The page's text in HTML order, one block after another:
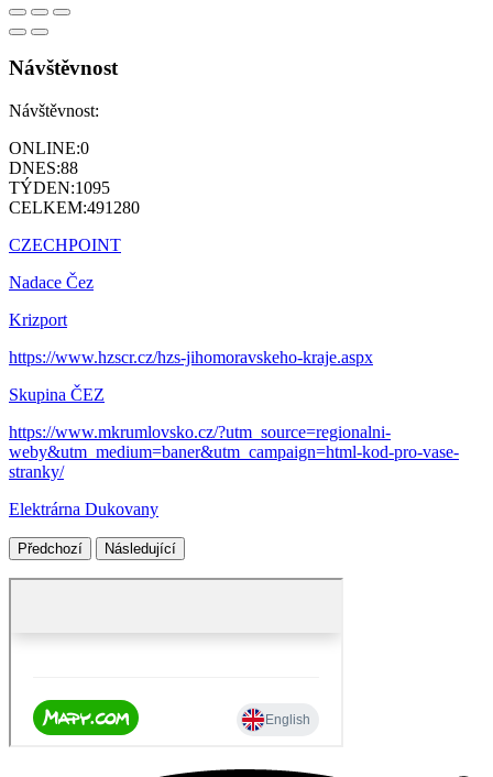
Návštěvnost
Návštěvnost:
ONLINE:0
DNES:88
TÝDEN:1095
CELKEM:491280
CZECHPOINT
Nadace Čez
Krizport
https://www.hzscr.cz/hzs-jihomoravskeho-kraje.aspx
Skupina ČEZ
https://www.mkrumlovsko.cz/?utm_source=regionalni-
weby&utm_medium=baner&utm_campaign=html-kod-pro-vase-
stranky/
Elektrárna Dukovany
Předchozí Následující